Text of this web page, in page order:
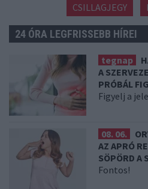
CSILLAGJEGY
24 ÓRA LEGFRISSEBB HÍREI
tegnap
A
PRÓBÁL
Figyelj a
08. 06.
AZ APRÓ
SÖPÖRD A
Fontos!